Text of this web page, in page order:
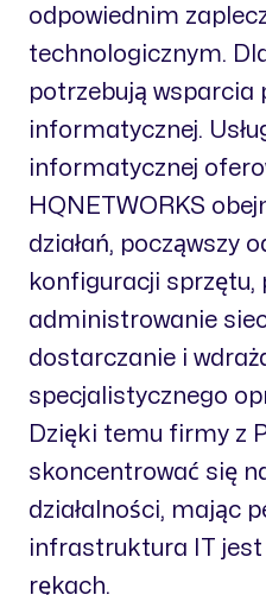
odpowiednim
technologicznym.
potrzebują
informatycznej.
informatycznej
HQNETWORKS
działań, począwszy
konfiguracji sprzętu,
administrowanie
dostarczanie i
specjalistycznego
Dzięki temu firmy z
skoncentrować się
działalności, mając
infrastruktura IT jest
rękach.